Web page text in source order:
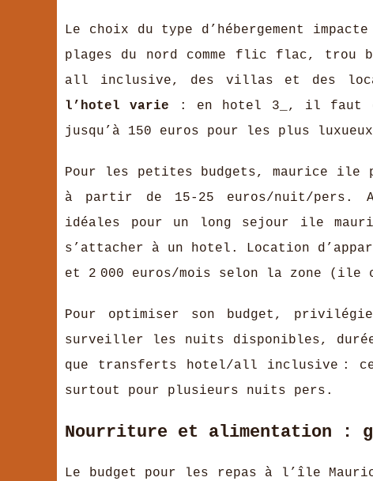
Le choix du type d’hébergement
plages du nord comme flic flac, trou
all inclusive, des villas et des
l’hotel varie : en hotel 3_, il faut
jusqu’à 150 euros pour les plus
Pour les petites budgets, maurice ile
à partir de 15-25 euros/nuit/pers.
idéales pour un long sejour ile
s’attacher à un hotel. Location
et 2 000 euros/mois selon la zone
Pour optimiser son budget,
surveiller les nuits disponibles,
que transferts hotel/all inclusive :
surtout pour plusieurs nuits pers.
Nourriture et alimentation :
Le budget pour les repas à l’île